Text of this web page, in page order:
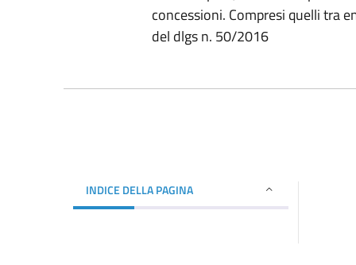
concessioni. Compresi quelli tra
del dlgs n. 50/2016
INDICE DELLA PAGINA